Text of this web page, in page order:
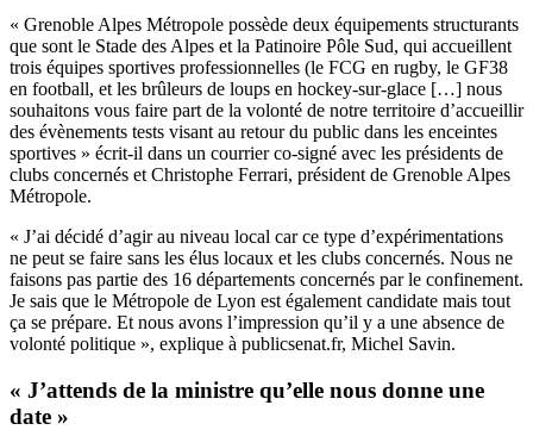
« Grenoble Alpes Métropole possède deux équipements structurants
que sont le Stade des Alpes et la Patinoire Pôle Sud, qui accueillent
trois équipes sportives professionnelles (le FCG en rugby, le GF38
en football, et les brûleurs de loups en hockey-sur-glace […] nous
souhaitons vous faire part de la volonté de notre territoire d’accueillir
des évènements tests visant au retour du public dans les enceintes
sportives » écrit-il dans un courrier co-signé avec les présidents de
clubs concernés et Christophe Ferrari, président de Grenoble Alpes
Métropole.
« J’ai décidé d’agir au niveau local car ce type d’expérimentations
ne peut se faire sans les élus locaux et les clubs concernés. Nous ne
faisons pas partie des 16 départements concernés par le confinement.
Je sais que le Métropole de Lyon est également candidate mais tout
ça se prépare. Et nous avons l’impression qu’il y a une absence de
volonté politique », explique à publicsenat.fr, Michel Savin.
« J’attends de la ministre qu’elle nous donne une
date »